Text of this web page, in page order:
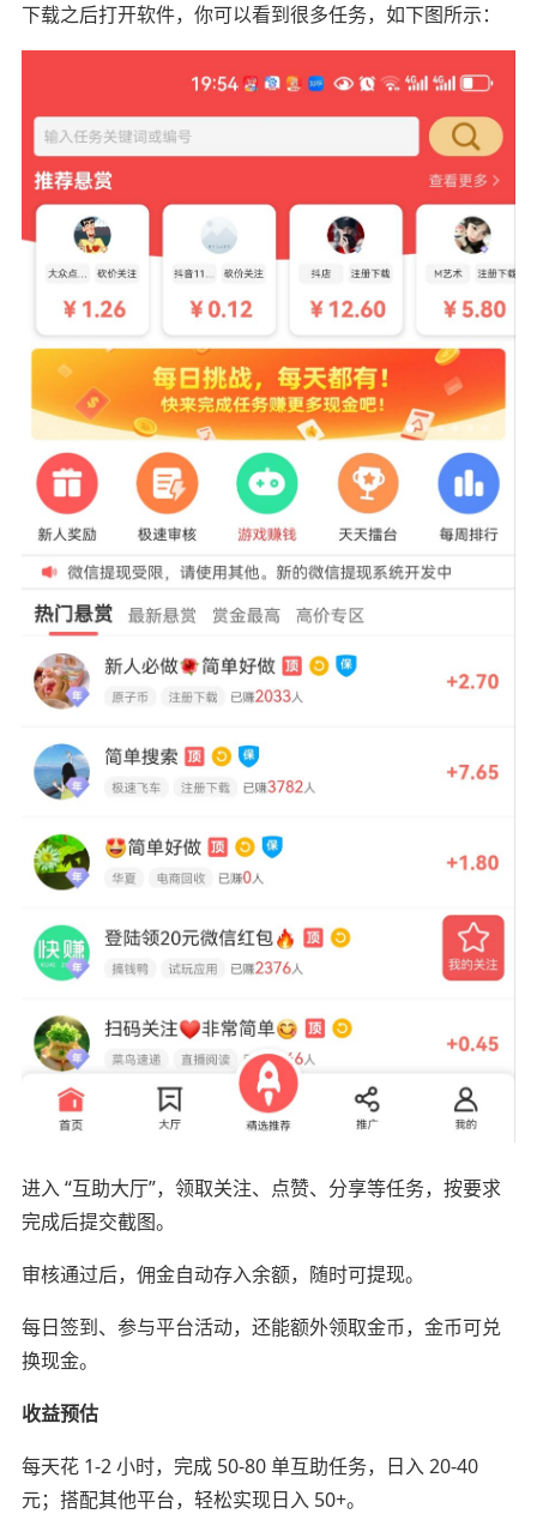
下载之后打开软件，你可以看到很多任务，如下图所示：
进入 “互助大厅”，领取关注、点赞、分享等任务，按要求
完成后提交截图。
审核通过后，佣金自动存入余额，随时可提现。
每日签到、参与平台活动，还能额外领取金币，金币可兑
换现金。
收益预估
每天花 1-2 小时，完成 50-80 单互助任务，日入 20-40
元；搭配其他平台，轻松实现日入 50+。